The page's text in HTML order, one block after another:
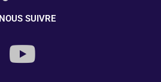
NOUS SUIVRE